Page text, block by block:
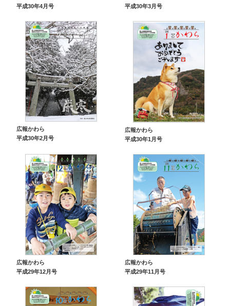
平成30年4月号 平成30年3月号
広報かわら
平成30年2月号
広報かわら
平成30年1月号
広報かわら
平成29年12月号
広報かわら
平成29年11月号